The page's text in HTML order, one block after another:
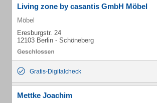
Living zone by casantis GmbH Möbel
Möbel
Eresburgstr. 24
12103 Berlin - Schöneberg
Gratis-Digitalcheck
Mettke Joachim